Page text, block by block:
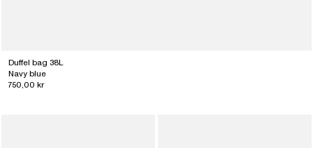
Duffel bag 38L
Navy blue
750,00 kr